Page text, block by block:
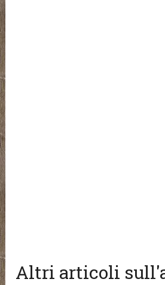
Altri articoli